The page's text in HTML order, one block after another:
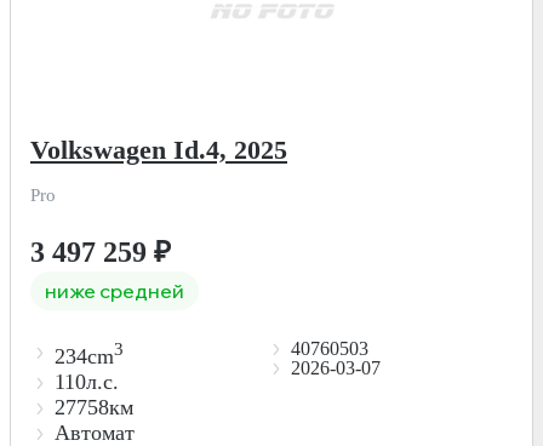
Volkswagen Id.4, 2025
Pro
3 497 259 ₽
ниже средней
234cm3
110л.с.
27758км
Автомат
40760503
2026-03-07